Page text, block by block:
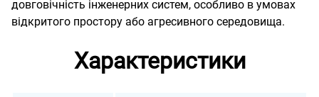
довговічність інженерних систем, особливо в умовах
відкритого простору або агресивного середовища.
Характеристики